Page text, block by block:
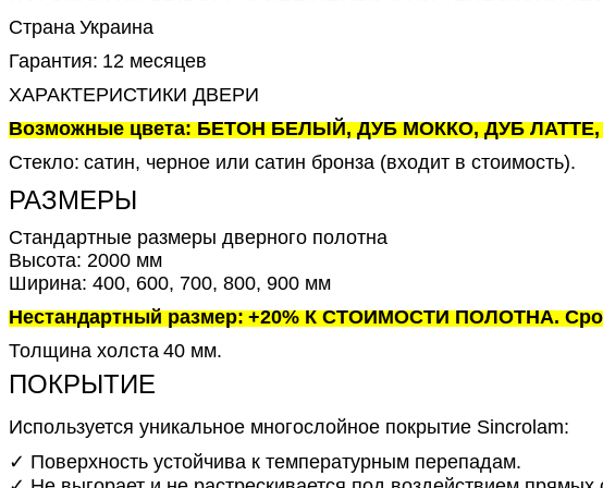
Страна Украина
Гарантия: 12 месяцев
ХАРАКТЕРИСТИКИ ДВЕРИ
Возможные цвета: БЕТОН БЕЛЫЙ, ДУБ МОККО, ДУБ
Стекло: сатин, черное или сатин бронза (входит в стоимость).
РАЗМЕРЫ
Стандартные размеры дверного полотна
Высота: 2000 мм
Ширина: 400, 600, 700, 800, 900 мм
Нестандартный размер: +20% К СТОИМОСТИ ПОЛОТНА. Срок
Толщина холста 40 мм.
ПОКРЫТИЕ
Используется уникальное многослойное покрытие Sincrolam:
✓ Поверхность устойчива к температурным перепадам.